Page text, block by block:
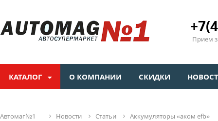
Прием
КАТАЛОГ О КОМПАНИИ СКИДКИ
автомаг№1 новости статьи аккумуляторы «аком efb»